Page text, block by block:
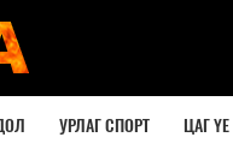
УРЛАГ СПОРТ ЦАГ ҮЕ